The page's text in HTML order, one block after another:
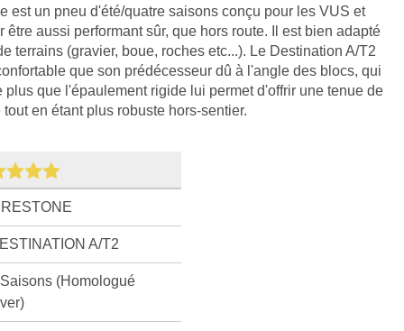
est un pneu d'été/quatre saisons conçu pour les VUS et
aussi performant sûr, que hors route. Il est bien adapté
terrains (gravier, boue, roches etc...). Le Destination A/T2
que son prédécesseur dû à l'angle des blocs, qui
plus que l'épaulement rigide lui permet d'offrir une tenue de
en étant plus robuste hors-sentier.
A/T2
(Homologué